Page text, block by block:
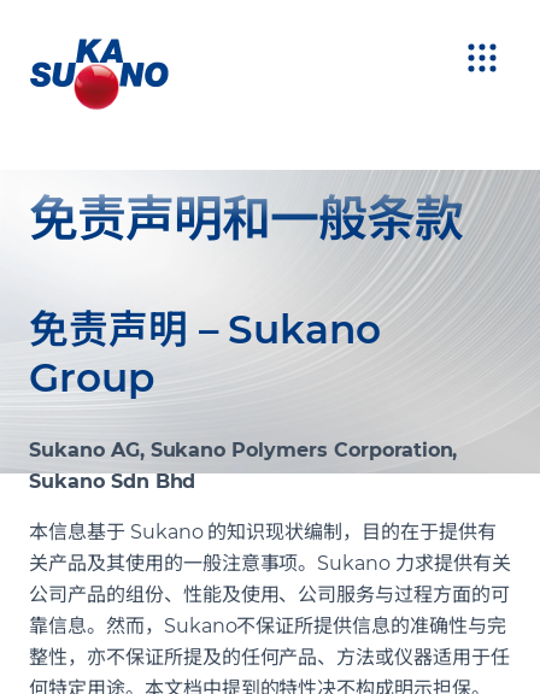
免责声明和一般条款
免责声明 – Sukano
Group
Sukano AG, Sukano Polymers Corporation,
Sukano Sdn Bhd
本信息基于 Sukano 的知识现状编制，目的在于提供有
关产品及其使用的一般注意事项。Sukano 力求提供有关
公司产品的组份、性能及使用、公司服务与过程方面的可
靠信息。然而，Sukano不保证所提供信息的准确性与完
整性，亦不保证所提及的任何产品、方法或仪器适用于任
何特定用途。本文档中提到的特性决不构成明示担保。